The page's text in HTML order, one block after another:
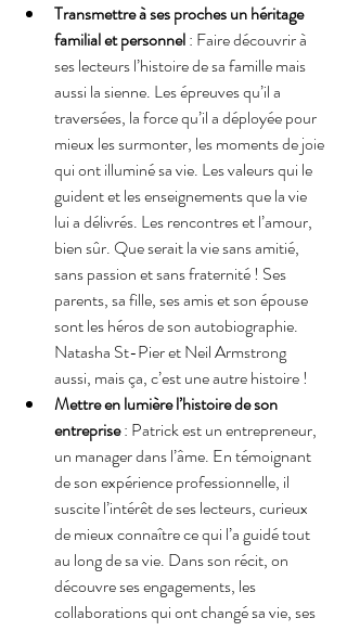
Transmettre à ses proches un héritage
familial et personnel : Faire découvrir à
ses lecteurs l’histoire de sa famille mais
aussi la sienne. Les épreuves qu’il a
traversées, la force qu’il a déployée pour
mieux les surmonter, les moments de joie
qui ont illuminé sa vie. Les valeurs qui le
guident et les enseignements que la vie
lui a délivrés. Les rencontres et l’amour,
bien sûr. Que serait la vie sans amitié,
sans passion et sans fraternité ! Ses
parents, sa fille, ses amis et son épouse
sont les héros de son autobiographie.
Natasha St-Pier et Neil Armstrong
aussi, mais ça, c’est une autre histoire !
Mettre en lumière l’histoire de son
entreprise : Patrick est un entrepreneur,
un manager dans l’âme. En témoignant
de son expérience professionnelle, il
suscite l’intérêt de ses lecteurs, curieux
de mieux connaître ce qui l’a guidé tout
au long de sa vie. Dans son récit, on
découvre ses engagements, les
collaborations qui ont changé sa vie, ses